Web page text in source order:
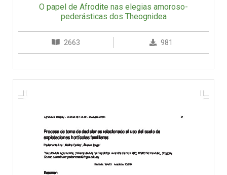
O papel de Afrodite nas elegias amoroso-
pederásticas dos Theognidea
2663 981